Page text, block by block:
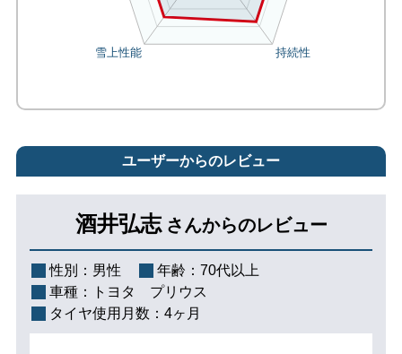
ユーザーからのレビュー
酒井弘志 さんからのレビュー
性別： 男性 年齢： 70代以上
車種：
トヨタ プリウス
タイヤ使用月数： 4ヶ月